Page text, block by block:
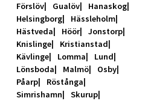
Förslöv
Gualöv
Hanaskog
Helsingborg
Hässleholm
Hästveda
Höör
Jonstorp
Knislinge
Kristianstad
Kävlinge
Lomma
Lund
Lönsboda
Malmö
Osby
Påarp
Röstånga
Simrishamn
Skurup